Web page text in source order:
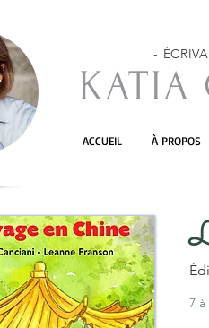
-
KATIA
ACCUEIL À PROPOS
7 à